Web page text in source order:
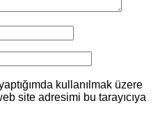
kullanılmak üzere
site adresimi bu tarayıcıya